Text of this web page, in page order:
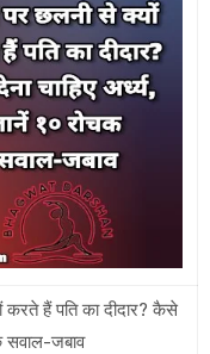
हैं पति का दीदार? कैसे
सवाल-जबाव